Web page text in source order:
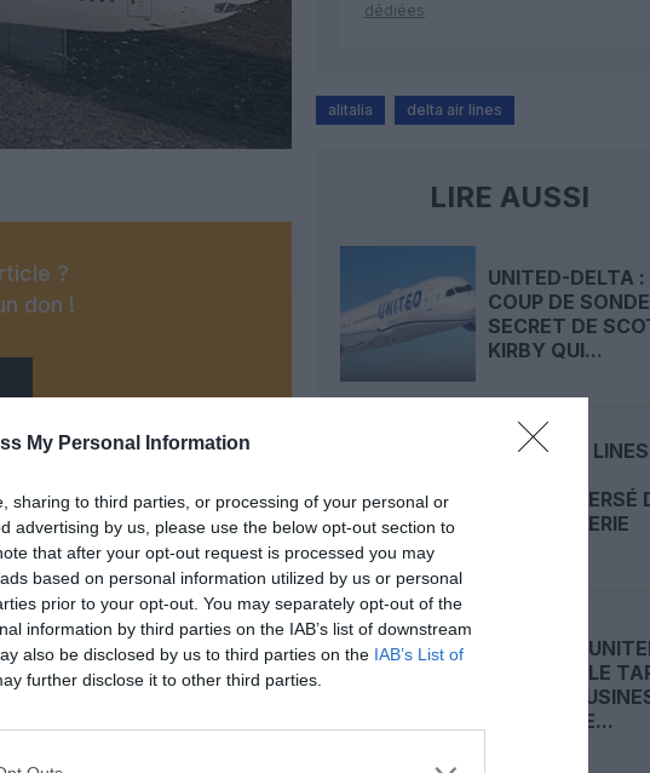
My Personal Information
sharing to third parties, or processing of your personal or
advertising by us, please use the below opt-out section to
that after your opt-out request is processed you may
based on personal information utilized by us or personal
prior to your opt-out. You may separately opt-out of the
information by third parties on the IAB’s list of downstream
also be disclosed by us to third parties on the IAB’s List of
further disclose it to other third parties.
?
don !
PinterestLinkedInEmail Print
dédiées
alitalia delta air lines
LIRE AUSSI
UNITED-DELTA :
COUP DE SONDE
SECRET DE
KIRBY QUI...
DELTA AIR
CONTROVERSÉ
SA RAFFINERIE
DELTA ET
LANCENT LE
« BASIC
» : CLASSE...